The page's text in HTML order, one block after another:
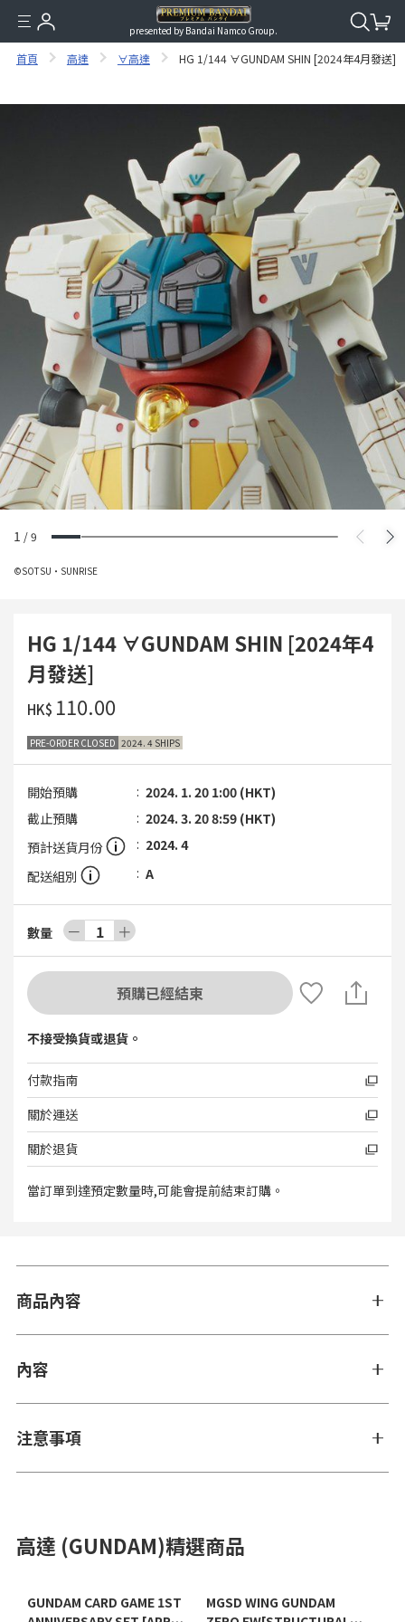
presented by Bandai Namco Group.
首頁 高達 ∀高達 HG 1/144 ∀GUNDAM SHIN [2024年4月發送]
1 /9
©SOTSU・SUNRISE
HG 1/144 ∀GUNDAM SHIN [2024年4
月發送]
HK$ ‌110.00
PRE-ORDER CLOSED 2024. 4 SHIPS
開始預購
2024. 1. 20 1:00 (HKT)
截止預購
2024. 3. 20 8:59 (HKT)
預計送貨月份
2024. 4
配送組別
A
數量 － 1 ＋
預購已經結束
不接受換貨或退貨。
付款指南
關於運送
關於退貨
當訂單到達預定數量時,可能會提前結束訂購。
商品內容
內容
注意事項
高達 (GUNDAM)精選商品
GUNDAM CARD GAME 1ST
MGSD WING GUNDAM